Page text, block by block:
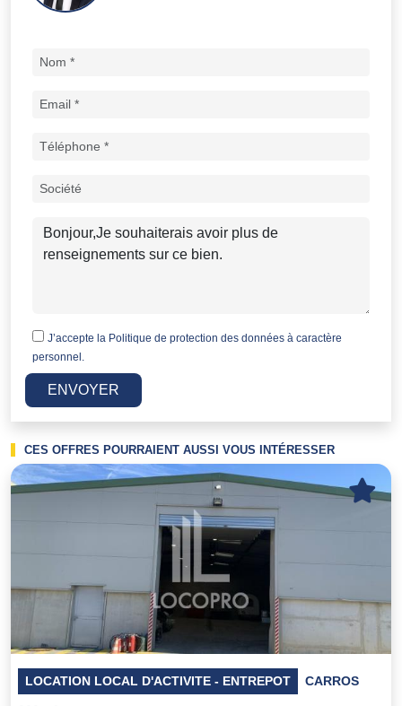
J’accepte la Politique de protection des données à caractère
personnel.
ENVOYER
CES OFFRES POURRAIENT AUSSI VOUS INTÉRESSER
LOCATION LOCAL D'ACTIVITE - ENTREPOT CARROS